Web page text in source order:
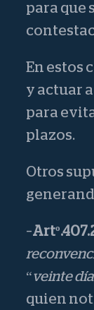
para que
En estos
y actuar
para
plazos.
Otros
–
“veinte
quien